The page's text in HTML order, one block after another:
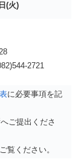
(火)
2721
に必要事項を記
ご提出くださ
覧ください。